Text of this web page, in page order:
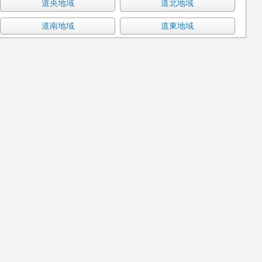
道央地域 道北地域
道南地域 道東地域